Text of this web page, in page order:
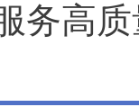
务高